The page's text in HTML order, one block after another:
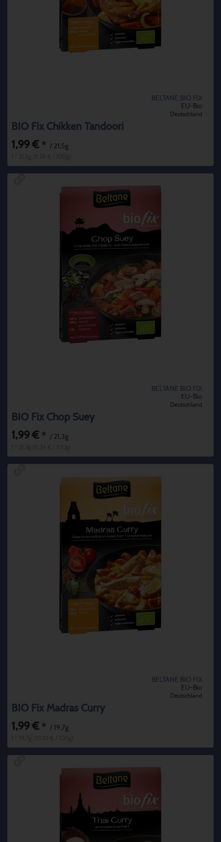
BELTANE BIO FIX
EU-Bio
Deutschland
BIO Fix Chikken Tandoori
1,99 € * / 21,5g
BELTANE BIO FIX
EU-Bio
Deutschland
BIO Fix Chop Suey
1,99 € * / 21,3g
BELTANE BIO FIX
EU-Bio
Deutschland
BIO Fix Madras Curry
1,99 € * / 19,7g